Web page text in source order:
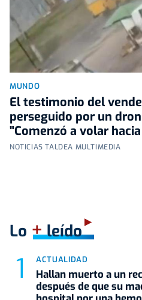
MUNDO
El testimonio del
perseguido por un
"Comenzó a volar
NOTICIAS TALDEA MULTIMEDIA
Lo +leído
ACTUALIDAD
Hallan muerto a un
después de que su